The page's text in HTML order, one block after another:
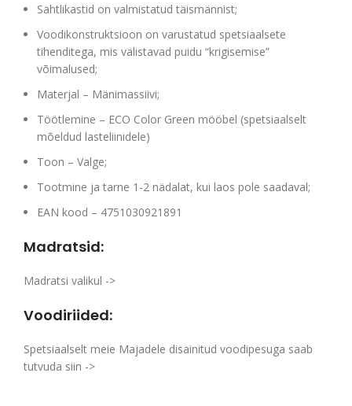
Sahtlikastid on valmistatud täismännist;
Voodikonstruktsioon on varustatud spetsiaalsete
tihenditega, mis välistavad puidu “krigisemise”
võimalused;
Materjal – Mänimassiivi;
Töötlemine – ECO Color Green mööbel (spetsiaalselt
mõeldud lasteliinidele)
Toon – Valge;
Tootmine ja tarne 1-2 nädalat, kui laos pole saadaval;
EAN kood – 4751030921891
Madratsid:
Madratsi valikul ->
Voodiriided:
Spetsiaalselt meie Majadele disainitud voodipesuga saab
tutvuda siin ->